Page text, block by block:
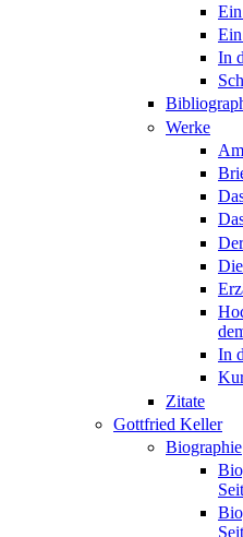
In
Werke
In
Zitate
Gottfried Keller
Biographie